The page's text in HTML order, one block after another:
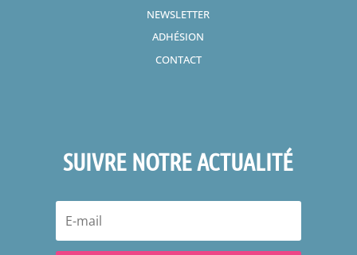
NEWSLETTER
ADHÉSION
CONTACT
SUIVRE NOTRE ACTUALITÉ